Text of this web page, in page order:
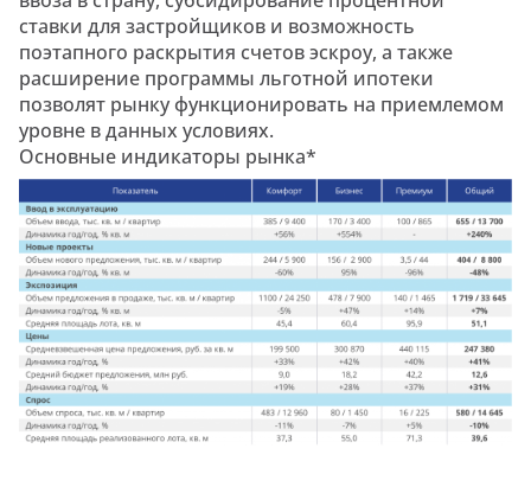
ставки для застройщиков и возможность
поэтапного раскрытия счетов эскроу, а также
расширение программы льготной ипотеки
позволят рынку функционировать на приемлемом
уровне в данных условиях.
Основные индикаторы рынка*